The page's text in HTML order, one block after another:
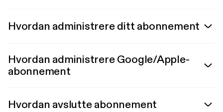
Hvordan administrere ditt abonnement
Hvordan administrere Google/Apple-
abonnement
Hvordan avslutte abonnement